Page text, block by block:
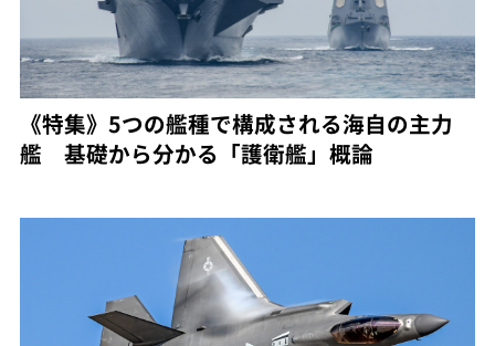
《特集》5つの艦種で構成される海自の主力
艦 基礎から分かる「護衛艦」概論